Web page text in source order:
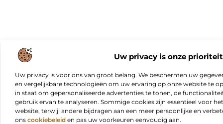
Uw privacy is onze prioriteit
Uw privacy is voor ons van groot belang. We beschermen uw
en vergelijkbare technologieën om uw ervaring op onze website te
in staat om gepersonaliseerde advertenties te tonen, de
gebruik ervan te analyseren. Sommige cookies zijn essentieel voor
website, terwijl andere bijdragen aan een meer persoonlijke en
ons cookiebeleid en pas uw voorkeuren eenvoudig aan.